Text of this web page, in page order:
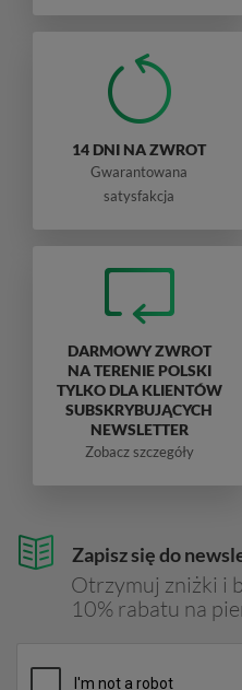
Zapisz się do
Otrzymuj zniżki i
10% rabatu na
14 DNI NA ZWROT
Gwarantowana
satysfakcja
DARMOWY ZWROT
NA TERENIE POLSKI
TYLKO DLA KLIENTÓW
SUBSKRYBUJĄCYCH
NEWSLETTER
Zobacz szczegóły